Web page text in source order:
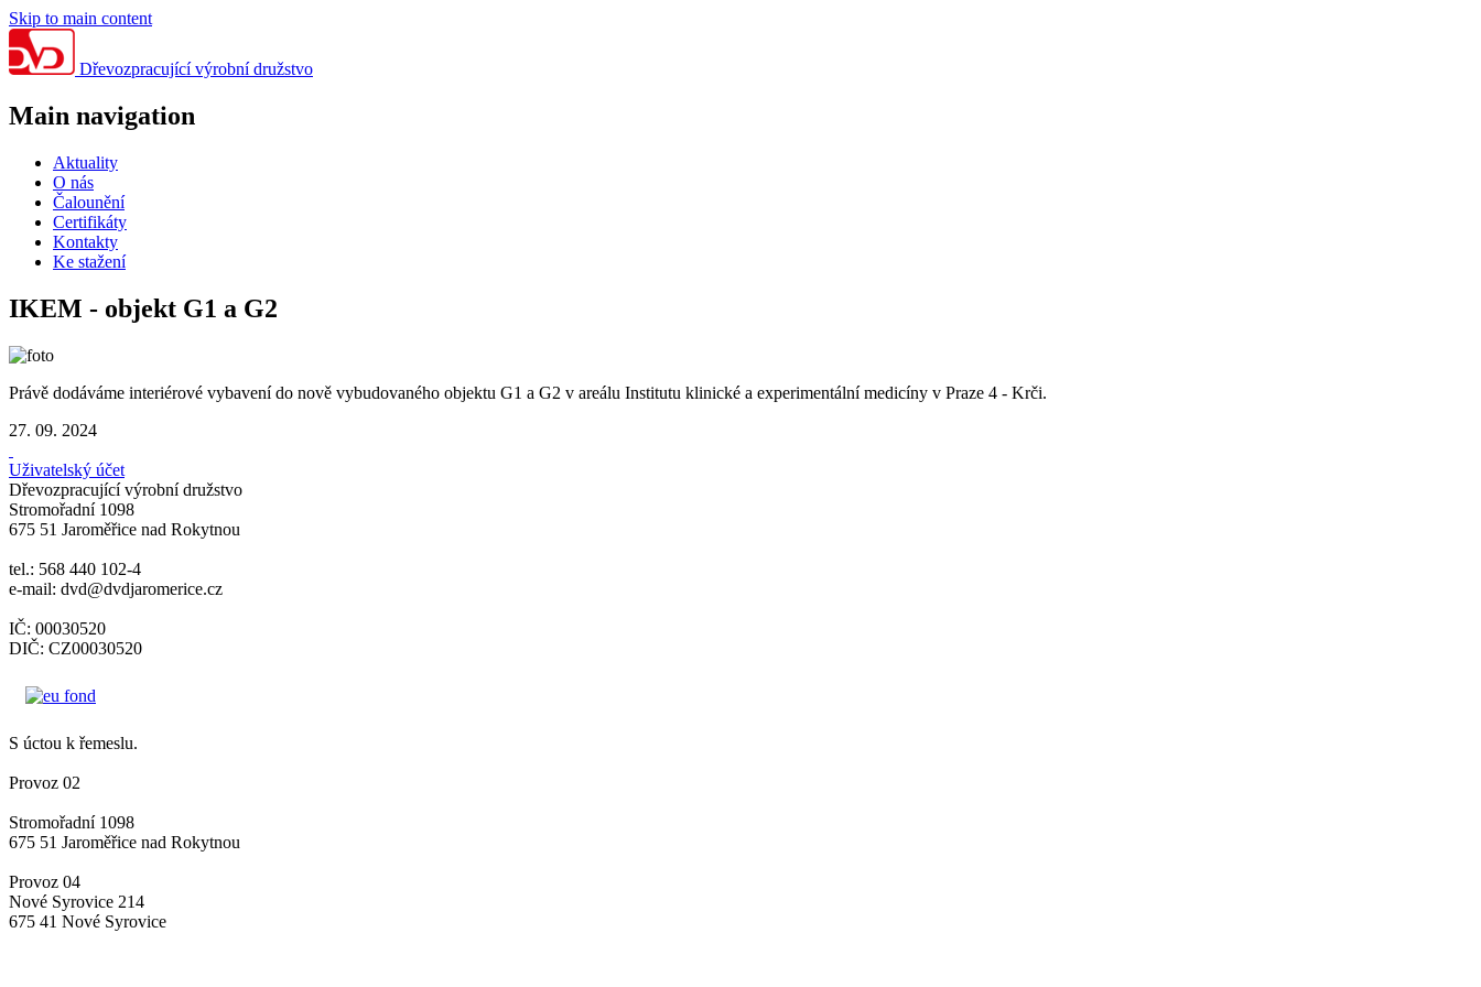
Skip to main content
Dřevozpracující výrobní družstvo
Main navigation
Aktuality
O nás
Čalounění
Certifikáty
Kontakty
Ke stažení
IKEM - objekt G1 a G2
Právě dodáváme interiérové vybavení do nově vybudovaného objektu G1 a G2 v areálu Institutu klinické a experimentální medicíny v Praze 4 - Krči.
27. 09. 2024
Uživatelský účet
Dřevozpracující výrobní družstvo
Stromořadní 1098
675 51 Jaroměřice nad Rokytnou
tel.: 568 440 102-4
e-mail: dvd@dvdjaromerice.cz
IČ: 00030520
DIČ: CZ00030520
S úctou k řemeslu.
Provoz 02
Stromořadní 1098
675 51 Jaroměřice nad Rokytnou
Provoz 04
Nové Syrovice 214
675 41 Nové Syrovice